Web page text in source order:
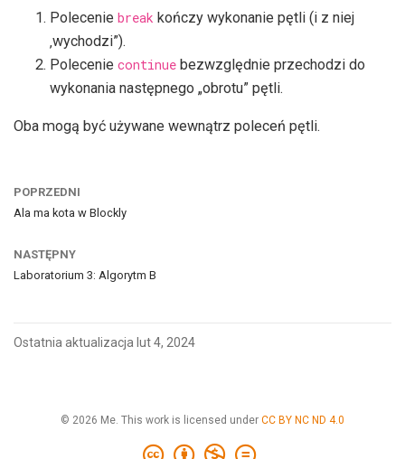
Polecenie break kończy wykonanie pętli (i z niej
‚wychodzi”).
Polecenie continue bezwzględnie przechodzi do
wykonania następnego „obrotu” pętli.
Oba mogą być używane wewnątrz poleceń pętli.
POPRZEDNI
Ala ma kota w Blockly
NASTĘPNY
Laboratorium 3: Algorytm B
Ostatnia aktualizacja lut 4, 2024
© 2026 Me. This work is licensed under CC BY NC ND 4.0